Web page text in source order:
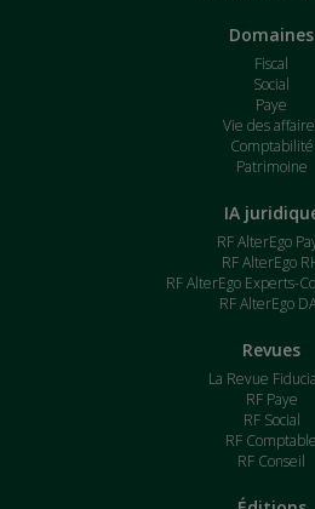
Domaines
Fiscal
Social
Paye
Vie des
Comptabilité
Patrimoine
IA
RF AlterEgo
RF AlterEgo
RF AlterEgo Experts-
RF AlterEgo
Revues
La Revue
RF Paye
RF Social
RF Comptable
RF Conseil